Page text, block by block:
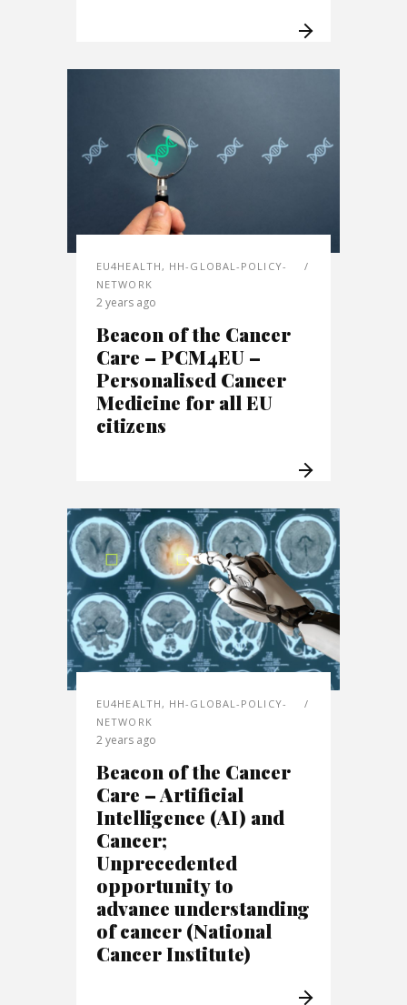
EU4HEALTH, HH-GLOBAL-POLICY-
NETWORK
2 years ago
Beacon of the Cancer
Care – PCM4EU –
Personalised Cancer
Medicine for all EU
citizens
EU4HEALTH , HH-GLOBAL-POLICY-
NETWORK
2 years ago
Beacon of the Cancer
Care – Artificial
Intelligence (AI) and
Cancer;
Unprecedented
opportunity to
advance understanding
of cancer (National
Cancer Institute)